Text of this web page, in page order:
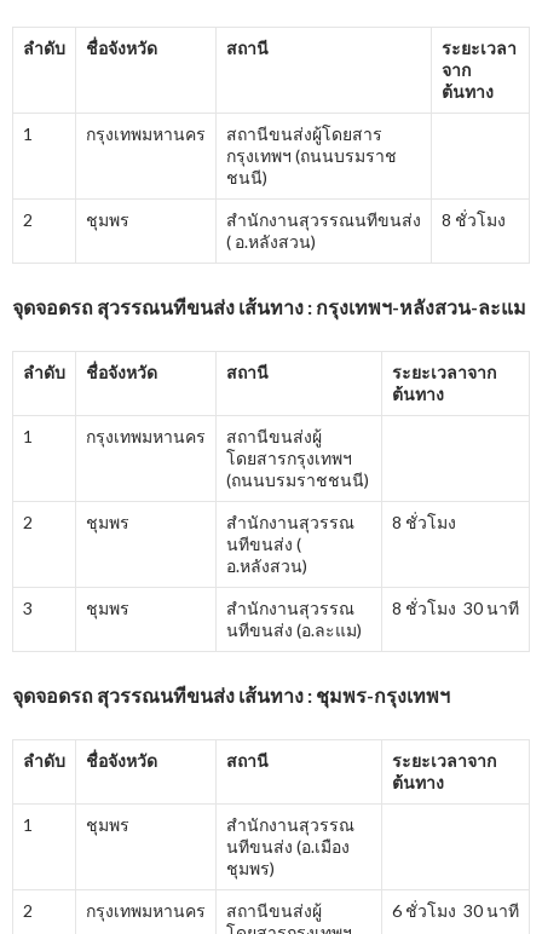
ลำดับ ชื่อจังหวัด สถานี
ระยะเวลา
จาก
ต้นทาง
1 กรุงเทพมหานคร
สถานีขนส่งผู้โดยสาร
กรุงเทพฯ (ถนนบรมราช
ชนนี)
2 ชุมพร
สำนักงานสุวรรณนทีขนส่ง
( อ.หลังสวน)
8 ชั่วโมง
จุดจอดรถ สุวรรณนทีขนส่ง เส้นทาง : กรุงเทพฯ-หลังสวน-ละแม
ลำดับ ชื่อจังหวัด สถานี
ระยะเวลาจาก
ต้นทาง
1 กรุงเทพมหานคร
สถานีขนส่งผู้
โดยสารกรุงเทพฯ
(ถนนบรมราชชนนี)
2 ชุมพร
สำนักงานสุวรรณ
นทีขนส่ง (
อ.หลังสวน)
8 ชั่วโมง
3 ชุมพร
สำนักงานสุวรรณ
นทีขนส่ง (อ.ละแม)
8 ชั่วโมง 30 นาที
จุดจอดรถ สุวรรณนทีขนส่ง เส้นทาง : ชุมพร-กรุงเทพฯ
ลำดับ ชื่อจังหวัด สถานี
ระยะเวลาจาก
ต้นทาง
1 ชุมพร
สำนักงานสุวรรณ
นทีขนส่ง (อ.เมือง
ชุมพร)
2 กรุงเทพมหานคร
สถานีขนส่งผู้
6 ชั่วโมง 30 นาที